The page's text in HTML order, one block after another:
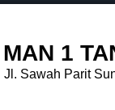
MAN 1
Jl. Sawah Parit